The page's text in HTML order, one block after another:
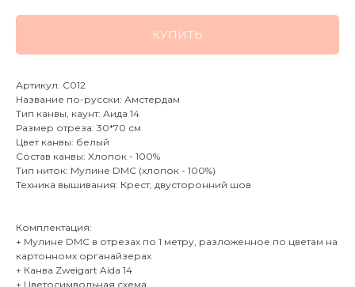
КУПИТЬ
Артикул: C012
Название по-русски: Амстердам
Тип канвы, каунт: Аида 14
Размер отреза: 30*70 см
Цвет канвы: белый
Состав канвы: Хлопок - 100%
Тип ниток: Мулине DMC (хлопок - 100%)
Техника вышивания: Крест, двусторонний шов
Комплектация:
+ Мулине DMC в отрезах по 1 метру, разложенное по цветам на
картонномх органайзерах
+ Канва Zweigart Aida 14
+ Цветосимвольная схема